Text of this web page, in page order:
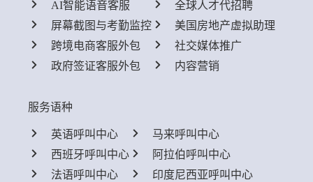
AI智能语音客服
屏幕截图与考勤监控
跨境电商客服外包
政府签证客服外包
全球人才代招聘
美国房地产虚拟助理
社交媒体推广
内容营销
服务语种
英语呼叫中心
西班牙呼叫中心
法语呼叫中心
马来呼叫中心
阿拉伯呼叫中心
印度尼西亚呼叫中心